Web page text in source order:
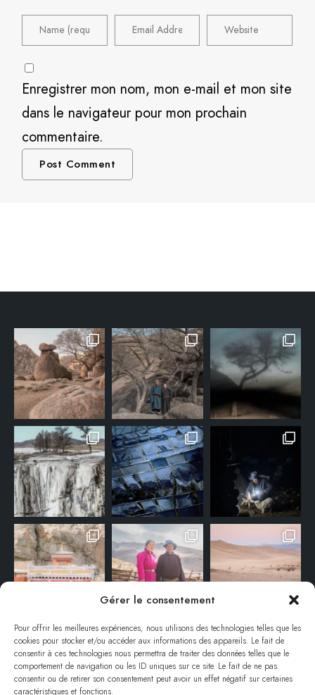
Gérer le consentement
Pour offrir les meilleures expériences, nous utilisons des technologies telles que les
cookies pour stocker et/ou accéder aux informations des appareils. Le fait de
consentir à ces technologies nous permettra de traiter des données telles que le
comportement de navigation ou les ID uniques sur ce site. Le fait de ne pas
consentir ou de retirer son consentement peut avoir un effet négatif sur certaines
caractéristiques et fonctions.
Enregistrer mon nom, mon e-mail et mon site
dans le navigateur pour mon prochain
commentaire.